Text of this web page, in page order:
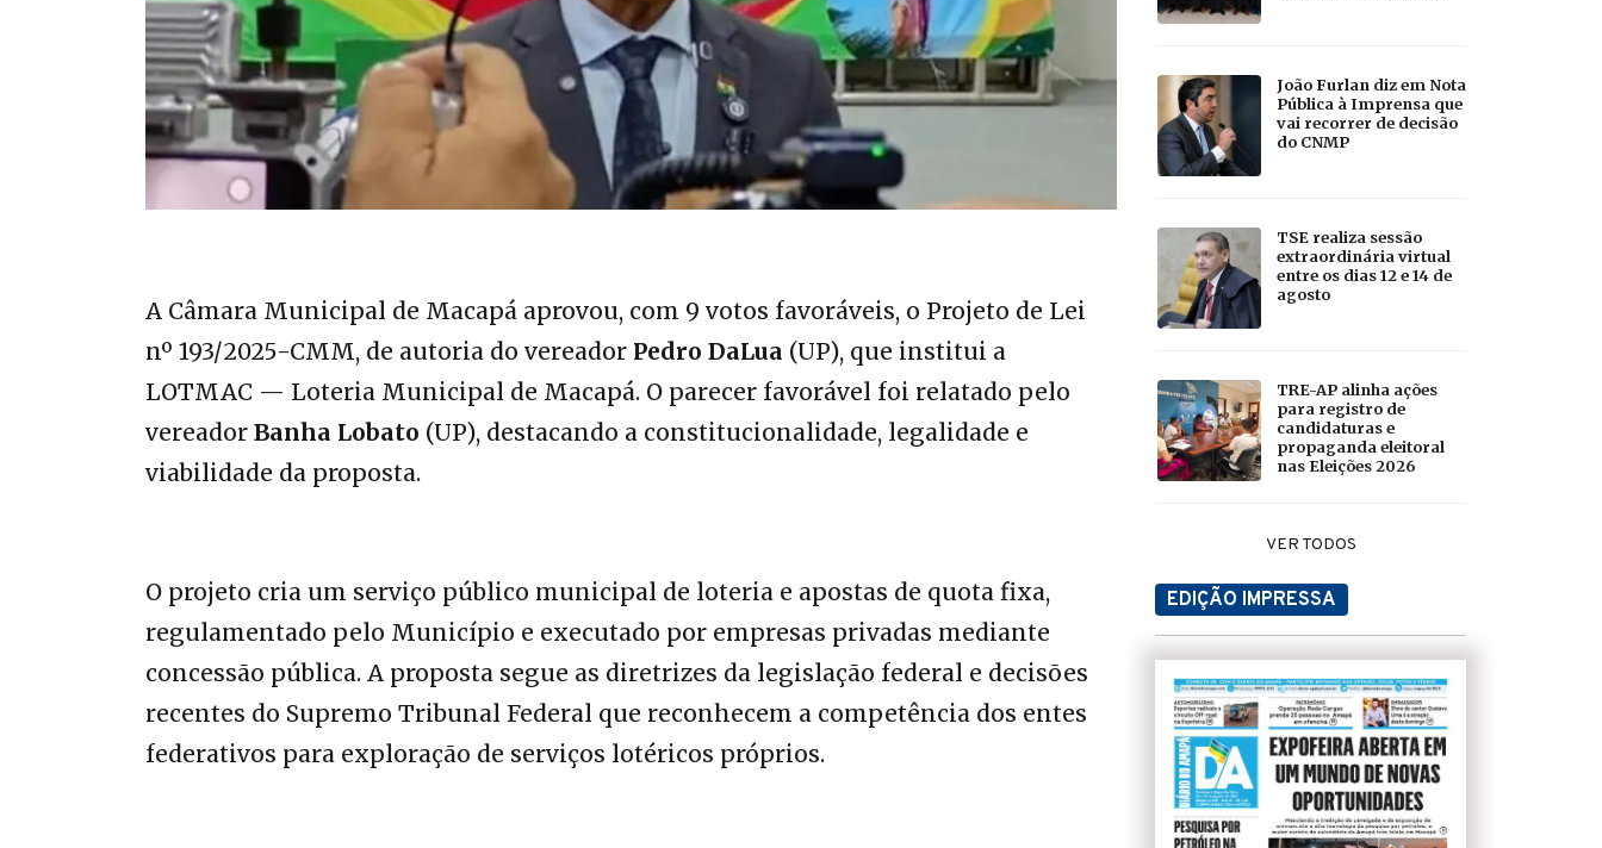
A Câmara Municipal de Macapá aprovou, com 9 votos favoráveis, o Projeto de Lei
nº 193/2025-CMM, de autoria do vereador Pedro DaLua (UP), que institui a
LOTMAC — Loteria Municipal de Macapá. O parecer favorável foi relatado pelo
vereador Banha Lobato (UP), destacando a constitucionalidade, legalidade e
viabilidade da proposta.
O projeto cria um serviço público municipal de loteria e apostas de quota fixa,
regulamentado pelo Município e executado por empresas privadas mediante
concessão pública. A proposta segue as diretrizes da legislação federal e decisões
recentes do Supremo Tribunal Federal que reconhecem a competência dos entes
federativos para exploração de serviços lotéricos próprios.
João Furlan diz em Nota
Pública à Imprensa que
vai recorrer de decisão
do CNMP
TSE realiza sessão
extraordinária virtual
entre os dias 12 e 14 de
agosto
TRE-AP alinha ações
para registro de
candidaturas e
propaganda eleitoral
nas Eleições 2026
VER TODOS
EDIÇÃO IMPRESSA